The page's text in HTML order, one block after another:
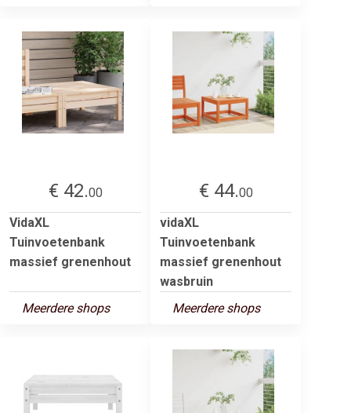
€ 42.00
VidaXL
Tuinvoetenbank
massief grenenhout
Meerdere shops
€ 44.00
vidaXL
Tuinvoetenbank
massief grenenhout
wasbruin
Meerdere shops